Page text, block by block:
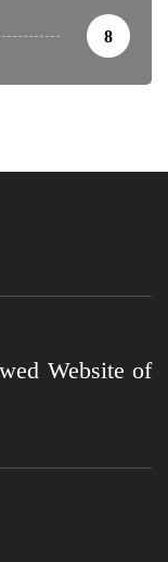
8
Website of